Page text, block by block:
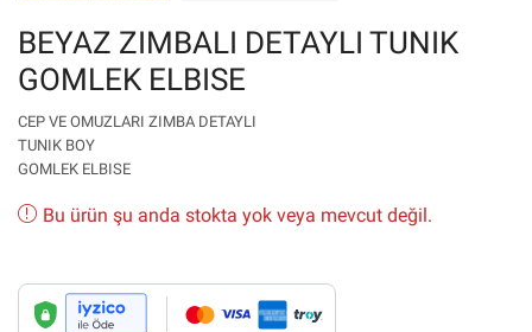
BEYAZ ZIMBALI DETAYLI TUNIK
GOMLEK ELBISE
CEP VE OMUZLARI ZIMBA DETAYLI
TUNIK BOY
GOMLEK ELBISE
Bu ürün şu anda stokta yok veya mevcut değil.